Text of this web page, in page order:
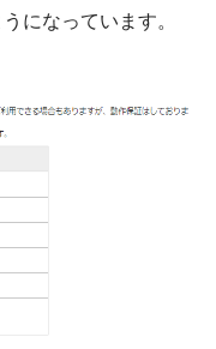
になっています。